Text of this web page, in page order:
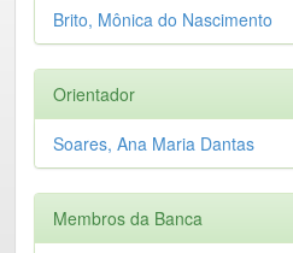
Brito, Mônica do Nascimento
Orientador
Soares, Ana Maria Dantas
Membros da Banca